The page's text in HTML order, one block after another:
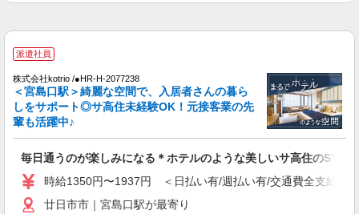
任者研修・経験者：1,550円〜 ◆介護福祉士：
アルバイト パート 派遣社員 紹介予定派遣
日研トータルソーシング株式会社 メディカルケア事業部/広島オフィ
ス
時給1,450円〜1,600円 ◆無資格・経験者：
1,450円〜 ◆初任者研修・未経験：1,450円〜 ◆初
任者研修・経験者：1,550円〜 ◆介護福祉士：
1,600円〜 ※経験者は3ヶ月以上 ※給与幅は経験・
広島県廿日市市 【最寄駅】JA広島病院前駅 ★
派遣社員
株式会社kotrio /●HR-H-2077238
＜宮島口駅＞綺麗な空間で、入居者さんの暮ら
しをサポート◎サ高住未経験OK！元接客業の先
輩も活躍中♪
毎日通うのが楽しみになる＊ホテルのような美しいサ高住のSTAFF
時給1350円〜1937円 ＜日払い有/週払い有/交通費全支給(ガ
廿日市市｜宮島口駅が最寄り